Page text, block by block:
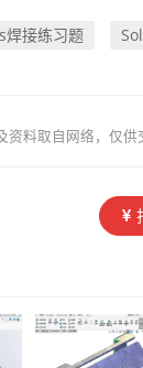
焊接练习题
资料取自网络，仅